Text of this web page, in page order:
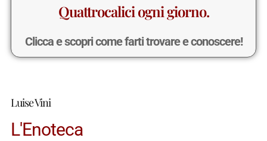
Quattrocalici ogni giorno.
Clicca e scopri come farti trovare e conoscere!
Luise Vini
L'Enoteca